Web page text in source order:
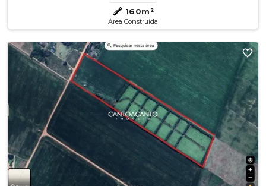
160m²
Área Construída